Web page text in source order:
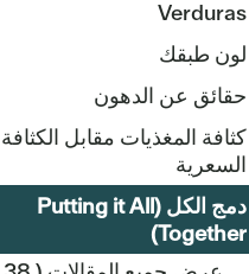
Verduras
لون طبقك
حقائق عن الدهون
كثافة المغذيات مقابل الكثافة
السعرية
دمج الكل (Putting it All
Together)